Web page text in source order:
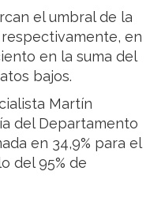
el umbral de la
en
en la suma del
bajos.
Martín
del Departamento
en 34,9% para el
del 95% de